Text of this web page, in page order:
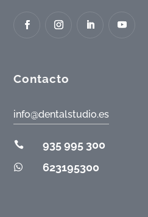
Contacto
info@dentalstudio.es
 935 995 300
 623195300